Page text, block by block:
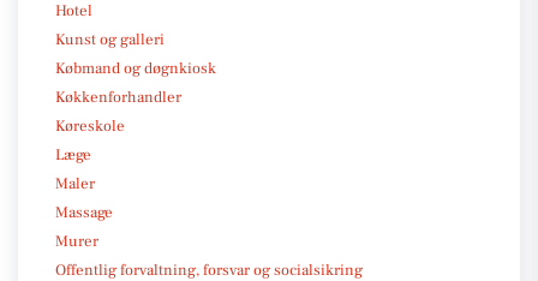
Hotel
Kunst og galleri
Købmand og døgnkiosk
Køkkenforhandler
Køreskole
Læge
Maler
Massage
Murer
Offentlig forvaltning, forsvar og socialsikring